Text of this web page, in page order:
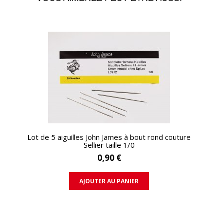
APERÇU RAPIDE
Lot de 5 aiguilles John James à bout rond couture
Sellier taille 1/0
0,90 €
AJOUTER AU PANIER